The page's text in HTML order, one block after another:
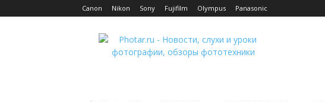
Canon Nikon Sony Fujifilm Olympus Panasonic
Photar.ru